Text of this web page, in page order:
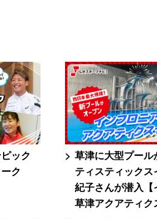
ック
ク
草津に大型プール
ティスティック
紀子さんが潜入【
草津アクアティク